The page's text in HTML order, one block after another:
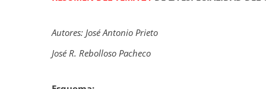
Autores: José Antonio Prieto
José R. Rebolloso Pacheco